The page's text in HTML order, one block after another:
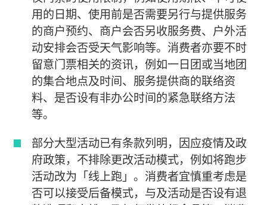
用的日期、使用前是否需要另行与提供服务
的商户预约、商户会否另收服务费、户外活
动安排会否受天气影响等。消费者亦要不时
留意门票相关的资讯，例如一日团或当地团
的集合地点及时间、服务提供商的联络资
料、是否设有非办公时间的紧急联络方法
等。
部分大型活动已有条款列明，因应疫情及政
府政策，不排除更改活动模式，例如将跑步
活动改为「线上跑」。消费者宜慎重考虑是
否可以接受后备模式，与及活动是否设有退